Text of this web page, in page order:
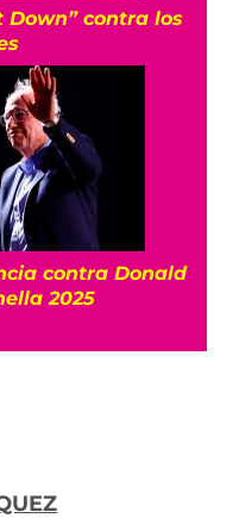
Down” contra los
contra Donald
2025